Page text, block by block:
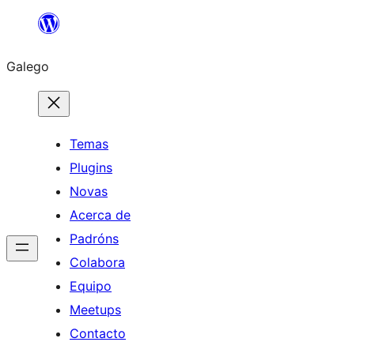
Saltar
contido
Galego
Temas
Plugins
Novas
Acerca de
Padróns
Colabora
Equipo
Meetups
Contacto